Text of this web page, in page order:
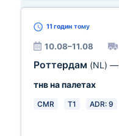
11 годин тому
10.08–11.08
Роттердам (NL) —
тнв на палетах
CMR T1 ADR: 9